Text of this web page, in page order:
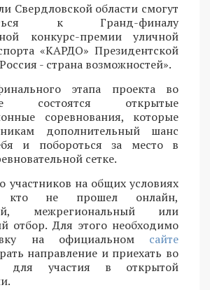
Свердловской области смогут
к Гранд-финалу
конкурс-премии уличной
«КАРДО» Президентской
- страна возможностей».
этапа проекта во
состоятся открытые
соревнования, которые
дополнительный шанс
и побороться за место в
сетке.
участников на общих условиях
кто не прошел онлайн,
межрегиональный или
отбор. Для этого необходимо
на официальном сайте
направление и приехать во
для участия в открытой